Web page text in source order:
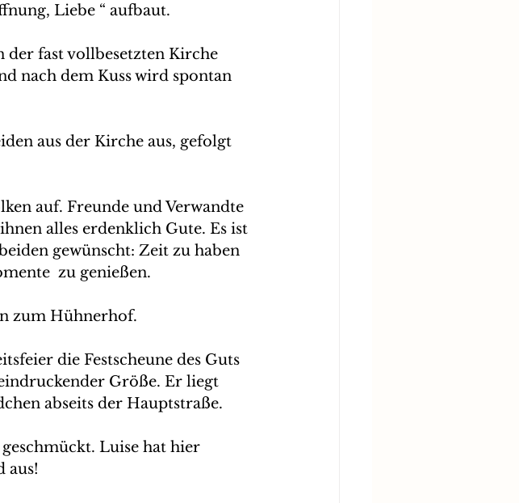
Liebe “ aufbaut.
fast vollbesetzten Kirche
nach dem Kuss wird spontan
aus der Kirche aus, gefolgt
auf. Freunde und Verwandte
alles erdenklich Gute. Es ist
gewünscht: Zeit zu haben
zu genießen.
zum Hühnerhof.
die Festscheune des Guts
Größe. Er liegt
abseits der Hauptstraße.
Luise hat hier
aus!